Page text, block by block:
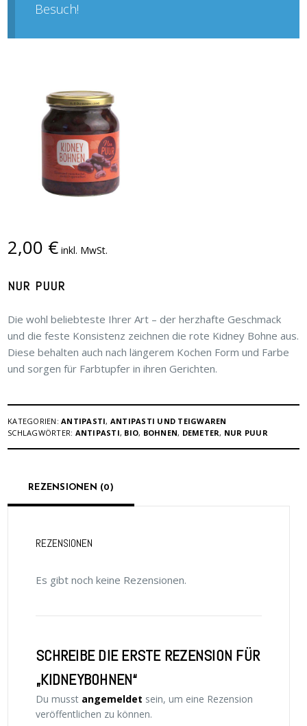
Besuch!
2,00 € inkl. MwSt.
NUR PUUR
Die wohl beliebteste Ihrer Art – der herzhafte Geschmack
und die feste Konsistenz zeichnen die rote Kidney Bohne aus.
Diese behalten auch nach längerem Kochen Form und Farbe
und sorgen für Farbtupfer in ihren Gerichten.
KATEGORIEN:ANTIPASTI, ANTIPASTI UND TEIGWAREN
SCHLAGWÖRTER: ANTIPASTI, BIO, BOHNEN, DEMETER, NUR PUUR
REZENSIONEN (0)
REZENSIONEN
Es gibt noch keine Rezensionen.
SCHREIBE DIE ERSTE REZENSION FÜR
„KIDNEYBOHNEN“
Du musst angemeldet sein, um eine Rezension
veröffentlichen zu können.